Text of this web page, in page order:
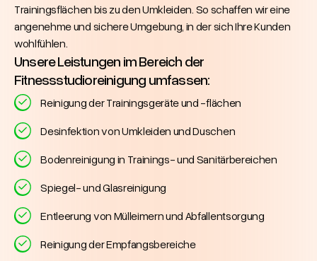
Trainingsflächen bis zu den Umkleiden. So schaffen wir eine
angenehme und sichere Umgebung, in der sich Ihre Kunden
wohlfühlen.
Unsere Leistungen im Bereich der
Fitnessstudioreinigung umfassen:
Reinigung der Trainingsgeräte und -flächen
Desinfektion von Umkleiden und Duschen
Bodenreinigung in Trainings- und Sanitärbereichen
Spiegel- und Glasreinigung
Entleerung von Mülleimern und Abfallentsorgung
Reinigung der Empfangsbereiche